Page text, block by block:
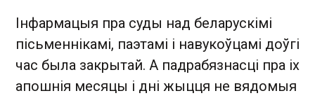
Інфармацыя пра суды над беларускімі
пісьменнікамі, паэтамі і навукоўцамі доўгі
час была закрытай. А падрабязнасці пра іх
апошнія месяцы і дні жыцця не вядомыя